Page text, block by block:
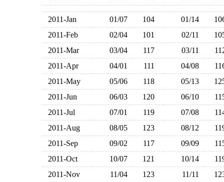
2011-Jan 01/07 104 01/14
2011-Feb
02/04 101 02/11
2011-Mar
03/04 117 03/11
2011-Apr
04/01 111 04/08
2011-May
05/06 118 05/13
2011-Jun
06/03 120 06/10
2011-Jul
07/01 119 07/08
2011-Aug
08/05 123 08/12
2011-Sep
09/02 117 09/09
2011-Oct
10/07 121 10/14
2011-Nov
11/04 123 11/11